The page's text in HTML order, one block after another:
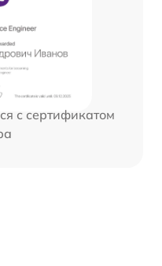
с сертификатом